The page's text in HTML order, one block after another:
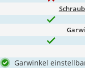
Garwinkel